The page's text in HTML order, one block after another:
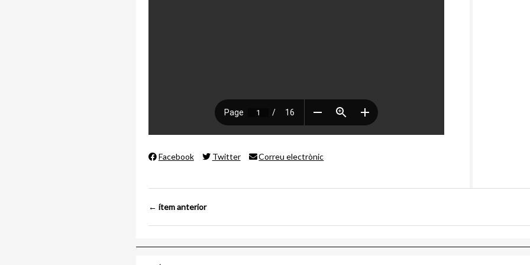
Facebook Twitter Correu electrònic
← ítem anterior